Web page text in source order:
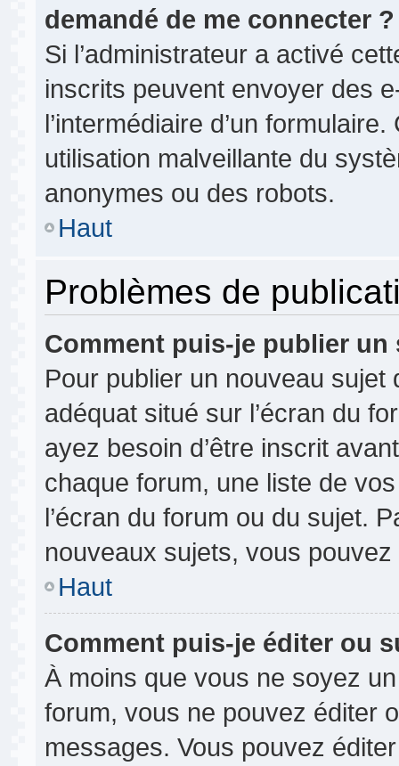
demandé de me connecter ?
Si l’administrateur a activé
inscrits peuvent envoyer des
l’intermédiaire d’un
utilisation malveillante du
anonymes ou des robots.
Haut
Problèmes de
Comment puis-je publier
Pour publier un nouveau
adéquat situé sur l’écran du
ayez besoin d’être inscrit
chaque forum, une liste de
l’écran du forum ou du sujet.
nouveaux sujets, vous
Haut
Comment puis-je éditer ou
À moins que vous ne soyez
forum, vous ne pouvez éditer
messages. Vous pouvez